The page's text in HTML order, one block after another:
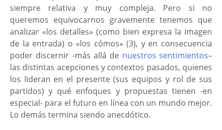
siempre relativa y muy compleja. Pero si no
queremos equivocarnos gravemente tenemos que
analizar «los detalles» (como bien expresa la imagen
de la entrada) o «los cómos» (3), y en consecuencia
poder discernir -más allá de nuestros sentimientos–
las distintas acepciones y contextos pasados, quienes
los lideran en el presente (sus equipos y rol de sus
partidos) y qué enfoques y propuestas tienen -en
especial- para el futuro en línea con un mundo mejor.
Lo demás termina siendo anecdótico.